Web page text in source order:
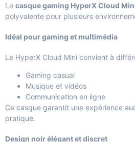
Le casque gaming HyperX Cloud
polyvalente pour plusieurs
Idéal pour gaming et multimédia
Le HyperX Cloud Mini convient à
Gaming casual
Musique et vidéos
Communication en ligne
Ce casque garantit une expérience
pratique.
Design noir élégant et discret